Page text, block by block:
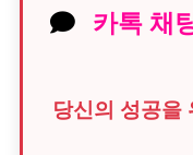
카톡 채
당신의 성공을